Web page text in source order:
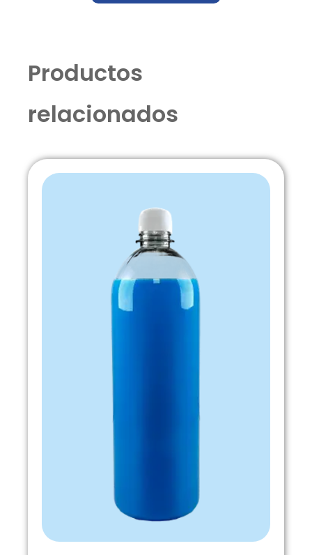
Productos
relacionados